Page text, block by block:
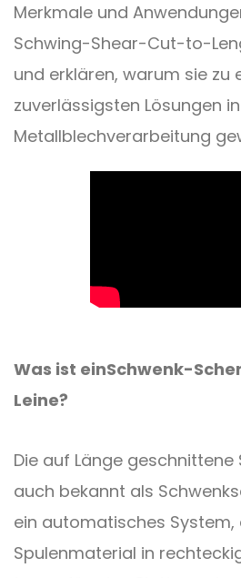
Merkmale und
Schwing-Shear-Cut-to-
und erklären, warum sie zu
zuverlässigsten Lösungen
Metallblechverarbeitung
Was ist einSchwenk-
Leine?
Die auf Länge geschnittene
auch bekannt als
ein automatisches System,
Spulenmaterial in